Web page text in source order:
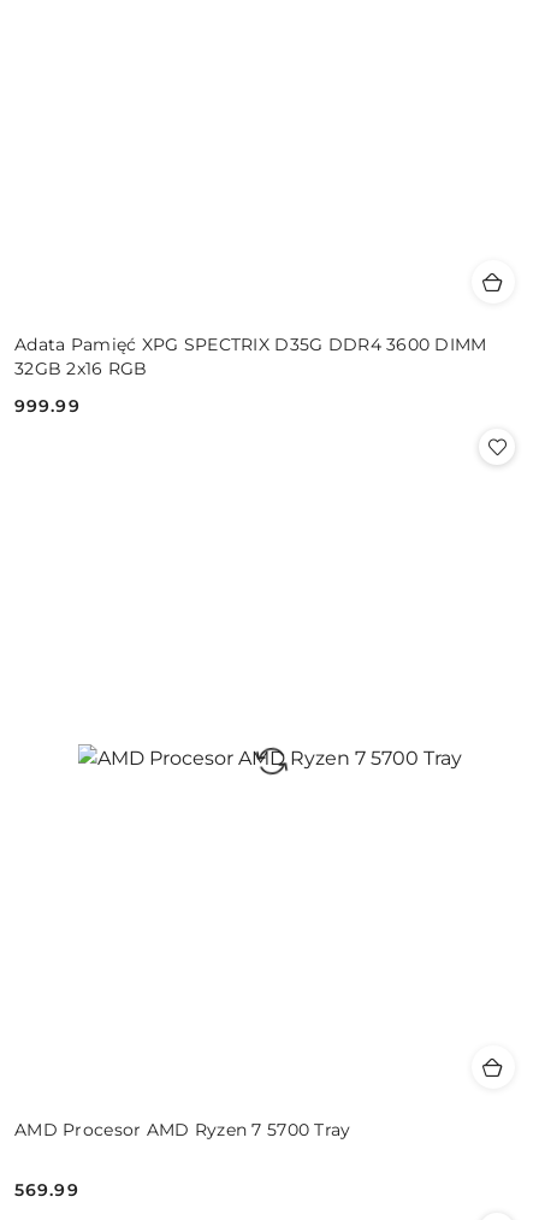
Adata Pamięć XPG SPECTRIX D35G DDR4 3600 DIMM
32GB 2x16 RGB
Cena:
999.99
AMD Procesor AMD Ryzen 7 5700 Tray
Cena:
569.99